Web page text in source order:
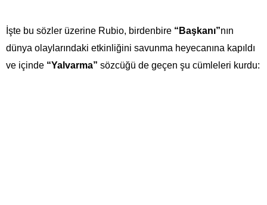
İşte bu sözler üzerine Rubio, birdenbire “Başkanı”nın
dünya olaylarındaki etkinliğini savunma heyecanına kapıldı
ve içinde “Yalvarma” sözcüğü de geçen şu cümleleri kurdu: